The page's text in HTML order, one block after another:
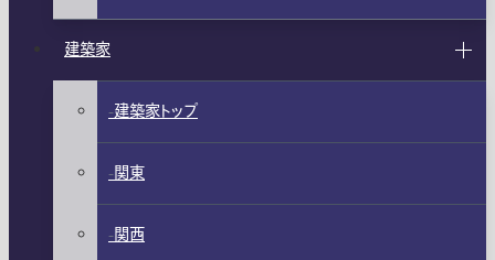
建築家
建築家トップ
関東
関西